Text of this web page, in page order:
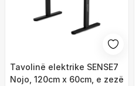
Tavolinë elektrike SENSE7
Nojo, 120cm x 60cm, e zezë